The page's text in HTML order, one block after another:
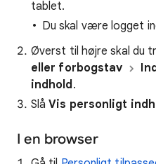
tablet.
Du skal være logget
Øverst til højre skal du
eller forbogstav
indhold.
SlåVis personligt
I en browser